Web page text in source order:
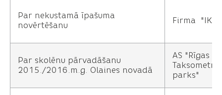
Par nekustamā īpašuma
novērtēšanu
Firma "IK
Par skolēnu pārvadāšanu
2015./2016.m.g. Olaines novadā
AS "Rīgas
Taksometru
parks"